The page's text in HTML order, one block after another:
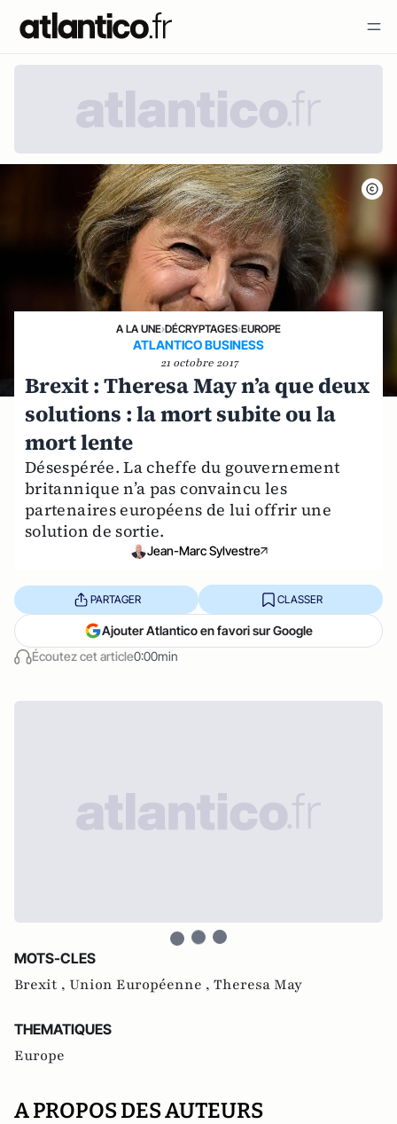
A LA UNE›DÉCRYPTAGES›EUROPE
ATLANTICO BUSINESS
21 octobre 2017
Brexit : Theresa May n’a que deux
solutions : la mort subite ou la
mort lente
Désespérée. La cheffe du gouvernement
britannique n’a pas convaincu les
partenaires européens de lui offrir une
solution de sortie.
Jean-Marc Sylvestre
Écoutez cet article0:00min
PARTAGER CLASSER
Ajouter Atlantico en favori sur Google
MOTS-CLES
Brexit , Union Européenne , Theresa May
THEMATIQUES
Europe
A PROPOS DES AUTEURS